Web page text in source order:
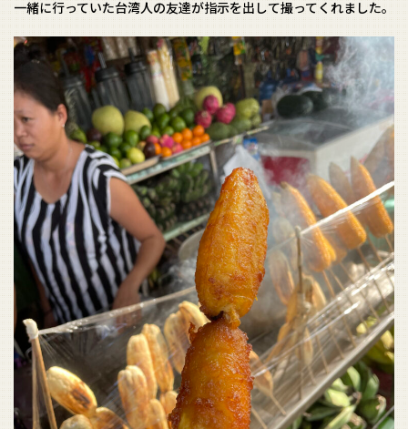
一緒に行っていた台湾人の友達が指示を出して撮ってくれました。